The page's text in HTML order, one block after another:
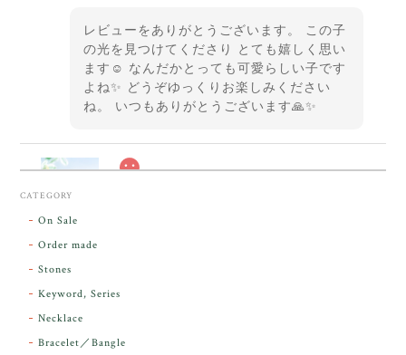
レビューをありがとうございます。 この子
の光を見つけてくださり とても嬉しく思い
ます☺️ なんだかとっても可愛らしい子です
よね✨ どうぞゆっくりお楽しみください
ね。 いつもありがとうございます🙏✨
ンダラで感動しました。素敵な箱と和紙で石を包んで
下さり、ありがとうございました。
レビューをありがとうございます。 実物を
CATEGORY
On Sale
Order made
Stones
Keyword, Series
Necklace
Bracelet／Bangle